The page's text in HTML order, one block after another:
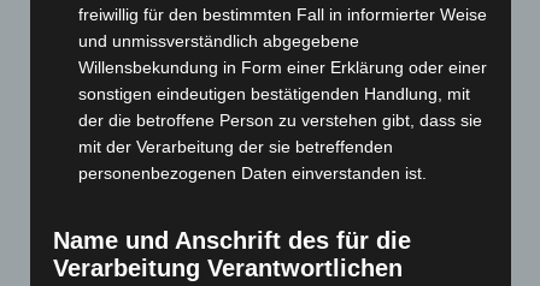
Dezember 2023 (130)
November 2023
(130)
Oktober 2023(114)
September 2023(133)
August 2023(134)
Juni 2023(142)
Mai 2023(139)
freiwillig für den bestimmten Fall in informierter Weise
und unmissverständlich abgegebene
Willensbekundung in Form einer Erklärung oder einer
sonstigen eindeutigen bestätigenden Handlung, mit
der die betroffene Person zu verstehen gibt, dass sie
mit der Verarbeitung der sie betreffenden
personenbezogenen Daten einverstanden ist.
Name und Anschrift des für die
Verarbeitung Verantwortlichen